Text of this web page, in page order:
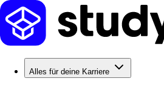
Alles für deine Karriere